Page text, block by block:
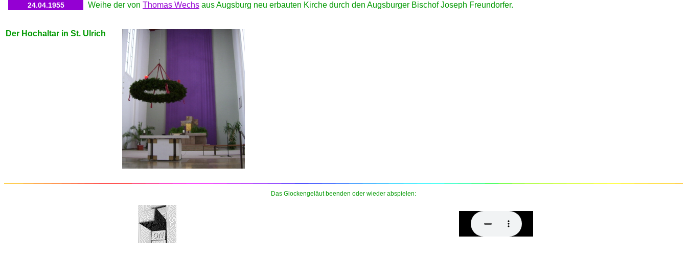
24.04.1955 Weihe der von Thomas Wechs aus Augsburg neu erbauten Kirche durch den Augsburger Bischof Joseph Freundorfer.
Der Hochaltar in St. Ulrich
Das Glockengeläut beenden oder wieder abspielen: